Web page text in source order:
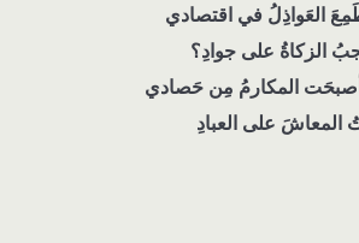
العَواذِلُ في اقتصادي
الزكاةُ على جوادِ؟
المكارمُ مِن حَصادي
المعاشَ على العبادِ